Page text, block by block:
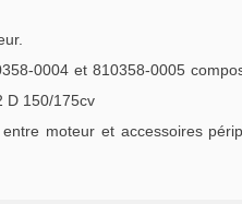
0004 et 810358-0005
D 150/175cv
moteur et accessoires